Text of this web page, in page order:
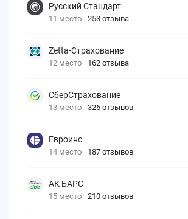
Русский Стандарт
11 место 253 отзыва
Zetta-Страхование
12 место 162 отзыва
СберСтрахование
13 место 326 отзывов
Евроинс
14 место 187 отзывов
АК БАРС
15 место 210 отзывов